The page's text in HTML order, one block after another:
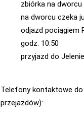
zbiórka na dworcu
na dworcu czeka
odjazd pociągiem
godz. 10:50
przyjazd do
Telefony kontaktowe do
przejazdów):